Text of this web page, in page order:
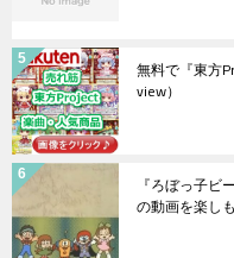
無料で『東方
view）
『ろぼっ子ビ
の動画を楽し